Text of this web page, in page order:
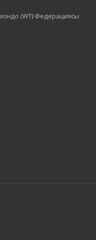
(WT) Федерациясы